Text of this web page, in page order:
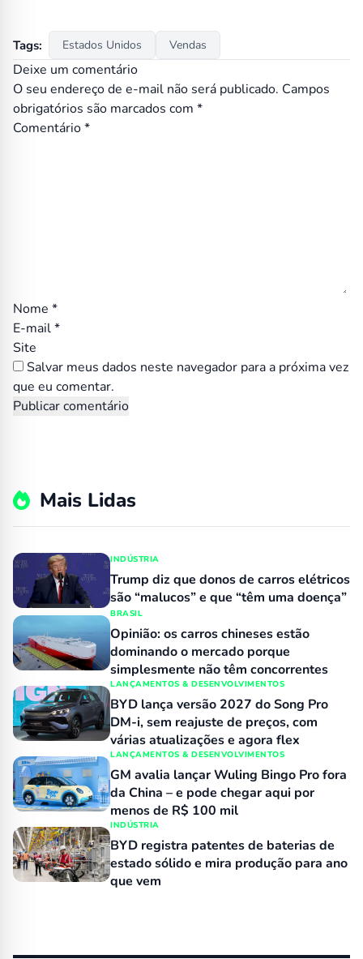
Tags: Estados Unidos Vendas
Deixe um comentário
O seu endereço de e-mail não será publicado. Campos
obrigatórios são marcados com *
Comentário*
Nome *
E-mail*
Site
Salvar meus dados neste navegador para a próxima vez
que eu comentar.
Mais Lidas
INDÚSTRIA
Trump diz que donos de carros elétricos
são “malucos” e que “têm uma doença”
BRASIL
Opinião: os carros chineses estão
dominando o mercado porque
simplesmente não têm concorrentes
LANÇAMENTOS & DESENVOLVIMENTOS
BYD lança versão 2027 do Song Pro
DM-i, sem reajuste de preços, com
várias atualizações e agora flex
LANÇAMENTOS & DESENVOLVIMENTOS
GM avalia lançar Wuling Bingo Pro fora
da China – e pode chegar aqui por
menos de R$ 100 mil
INDÚSTRIA
BYD registra patentes de baterias de
estado sólido e mira produção para ano
que vem